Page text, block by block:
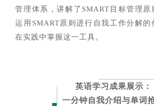
管理体系，讲解了SMART目标管理原
运用SMART原则进行自我工作分解的
在实践中掌握这一工具。
英语学习成果展示：
一分钟自我介绍与单词